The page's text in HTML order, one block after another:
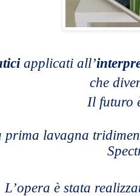
applicati all’
che
Il futuro
prima lavagna
L’opera è stata